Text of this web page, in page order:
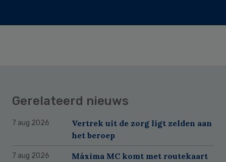
Gerelateerd nieuws
7 aug 2026
Vertrek uit de zorg ligt zelden aan
het beroep
7 aug 2026
Máxima MC komt met routekaart